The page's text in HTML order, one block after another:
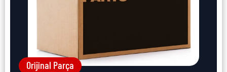
Orijinal Parça